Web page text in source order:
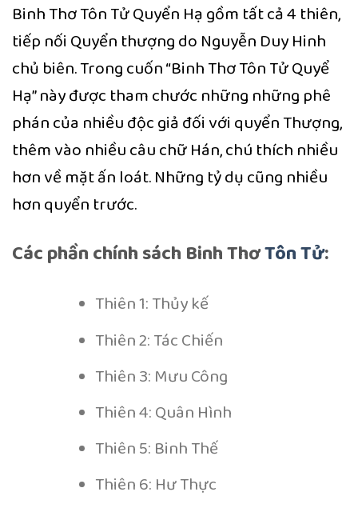
Binh Thơ Tôn Tử Quyển Hạ gồm tất cả 4 thiên,
tiếp nối Quyển thượng do Nguyễn Duy Hinh
chủ biên. Trong cuốn “Binh Thơ Tôn Tử Quyể
Hạ” này được tham chước những những phê
phán của nhiều độc giả đối với quyển Thượng,
thêm vào nhiều câu chữ Hán, chú thích nhiều
hơn về mặt ấn loát. Những tỷ dụ cũng nhiều
hơn quyển trước.
Các phần chính sách Binh ThơTôn Tử:
Thiên 1: Thủy kế
Thiên 2: Tác Chiến
Thiên 3: Mưu Công
Thiên 4: Quân Hình
Thiên 5: Binh Thế
Thiên 6: Hư Thực